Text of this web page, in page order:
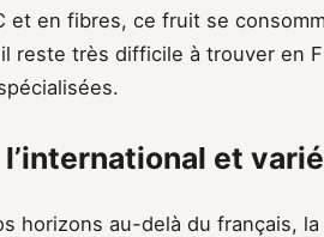
et en fibres, ce fruit se
reste très difficile à trouver en
l’international et
horizons au-delà du français,